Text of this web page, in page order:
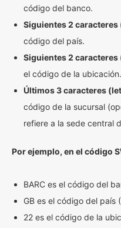
código del banco.
Siguientes 2
código del país.
Siguientes 2
el código de la ubicación.
Últimos 3 caracteres
código de la sucursal
refiere a la sede central
Por ejemplo, en el código
BARC es el código del
GB es el código del país
22 es el código de la